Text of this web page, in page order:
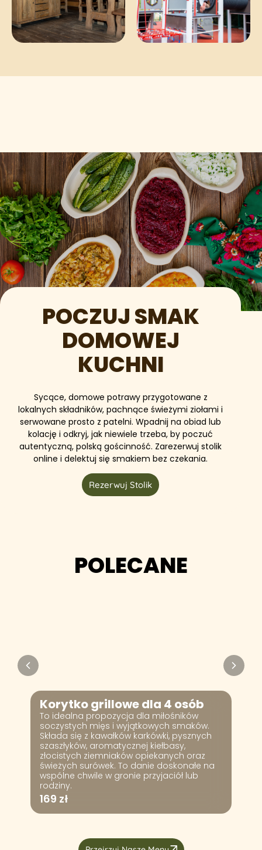
POCZUJ SMAK
DOMOWEJ
KUCHNI
Sycące, domowe potrawy przygotowane z
lokalnych składników, pachnące świeżymi ziołami i
serwowane prosto z patelni. Wpadnij na obiad lub
kolację i odkryj, jak niewiele trzeba, by poczuć
autentyczną, polską gościnność. Zarezerwuj stolik
online i delektuj się smakiem bez czekania.
Rezerwuj Stolik
POLECANE
Korytko grillowe dla 4 osób
To idealna propozycja dla miłośników
soczystych mięs i wyjątkowych smaków.
Składa się z kawałków karkówki, pysznych
szaszłyków, aromatycznej kiełbasy,
złocistych ziemniaków opiekanych oraz
świeżych surówek. To danie doskonałe na
wspólne chwile w gronie przyjaciół lub
rodziny.
169 zł